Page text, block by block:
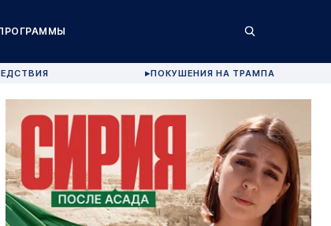
▶ПОКУШЕНИЯ НА ТРАМПА